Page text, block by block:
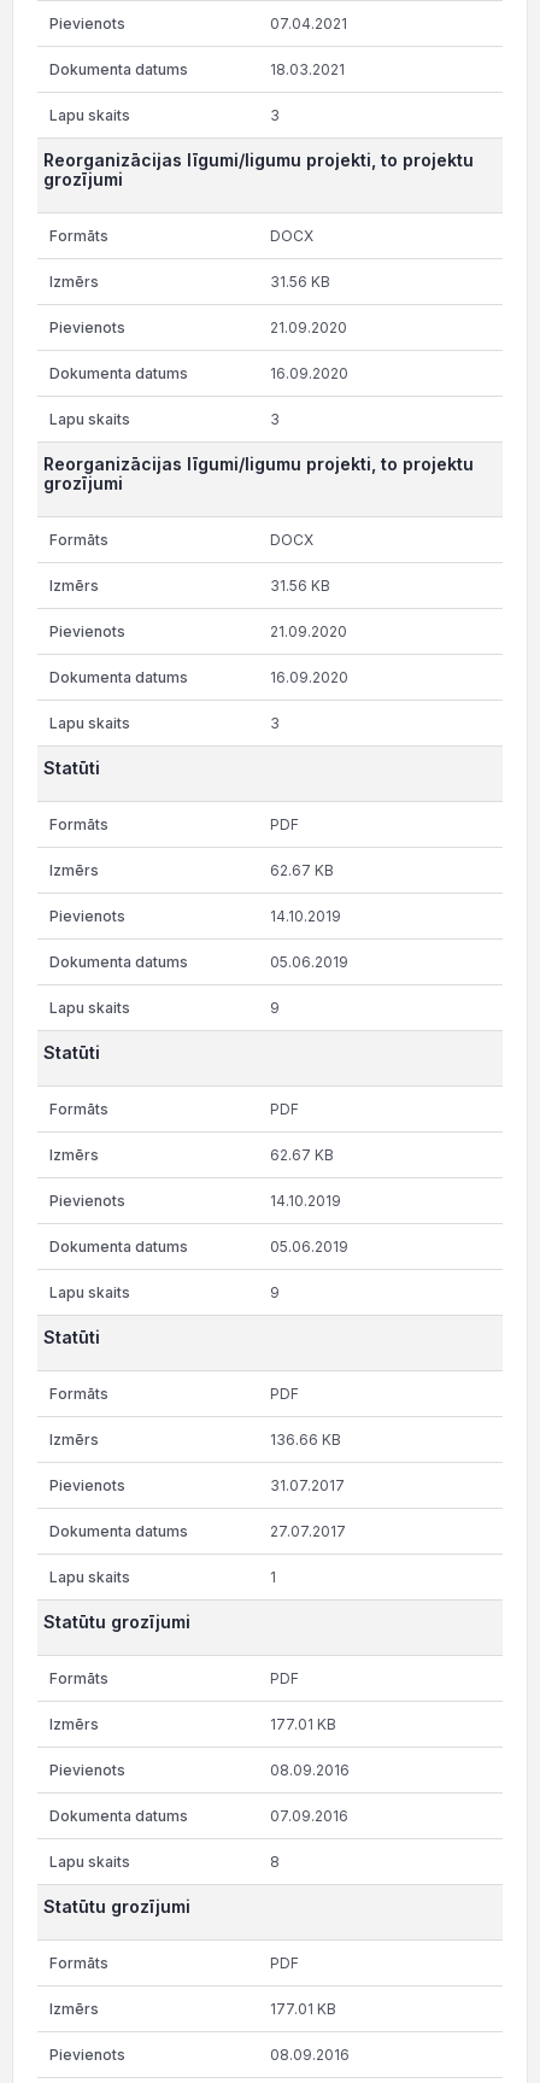
07.04.2021
18.03.2021
3
Reorganizācijas līgumi/ligumu projekti, to projektu
grozījumi
DOCX
31.56 KB
21.09.2020
16.09.2020
3
Reorganizācijas līgumi/ligumu projekti, to projektu
grozījumi
DOCX
31.56 KB
21.09.2020
16.09.2020
3
Statūti
PDF
62.67 KB
14.10.2019
05.06.2019
9
Statūti
PDF
62.67 KB
14.10.2019
05.06.2019
9
Statūti
PDF
136.66 KB
31.07.2017
27.07.2017
1
Statūtu grozījumi
PDF
177.01 KB
08.09.2016
07.09.2016
8
Statūtu grozījumi
PDF
177.01 KB
08.09.2016